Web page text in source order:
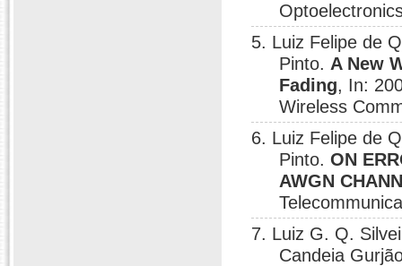
5. Luiz Felipe de
Pinto. A New
Fading, In:
Wireless
6. Luiz Felipe de
Pinto.ON
AWGN
7. Luiz G. Q.
Candeia